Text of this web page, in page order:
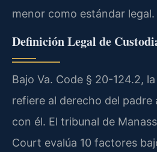
menor como estándar legal.
Definición Legal de
Bajo Va. Code § 20-124.2,
refiere al derecho del padre
con él. El tribunal de
Court evalúa 10 factores